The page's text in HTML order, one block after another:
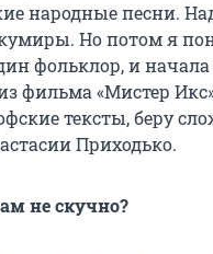
народные песни.
Но потом я
фольклор, и
фильма «Мистер
тексты, беру
Приходько.
не скучно?